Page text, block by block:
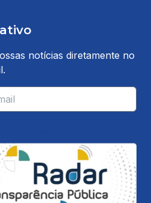
notícias diretamente no